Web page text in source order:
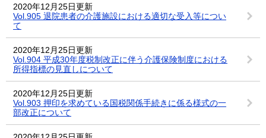
2020年12月25日更新
Vol.905 退院患者の介護施設における適切な受入等につい
て
2020年12月25日更新
Vol.904 平成30年度税制改正に伴う介護保険制度における
所得指標の見直しについて
2020年12月25日更新
Vol.903 押印を求めている国税関係手続きに係る様式の一
部改正について